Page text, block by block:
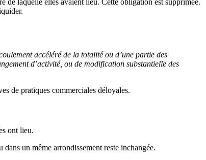
de laquelle elles avaient lieu. Cette obligation est supprimée.
accéléré de la totalité ou d’une partie des
d’activité, ou de modification substantielle des
de pratiques commerciales déloyales.
ont lieu.
un même arrondissement reste inchangée.